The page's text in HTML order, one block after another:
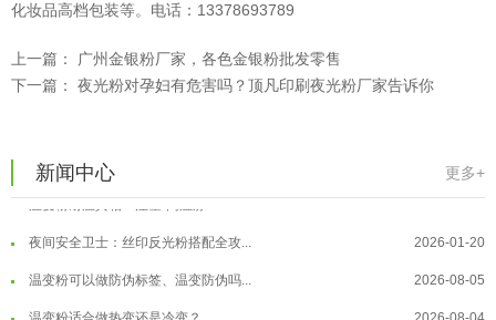
化妆品高档包装等。电话：13378693789
上一篇： 广州金银粉厂家，各色金银粉批发零售
下一篇： 夜光粉对孕妇有危害吗？顶凡印刷夜光粉厂家告诉你
新闻中心 更多+
温变粉保质期有多久？开封后如何保...
温变粉"罢工"指南：为... 2026-07-10
温变粉"烤"问：长期加...
温变粉耐温真相：注塑"高温炼... 2026-07-03
夜间安全卫士：丝印反光粉搭配全攻... 2026-01-20
温变粉可以做防伪标签、温变防伪吗... 2026-08-05
温变粉适合做热变还是冷变？ 2026-08-04
温变粉丝印到底用多少目网版？这篇... 2026-06-11
反光粉太久不用结块要怎么处理？
印花温变粉最适合用在什么行业上呢...
油性反光粉怎么印花效果最好？